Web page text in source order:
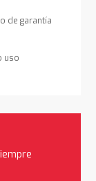
de garantía
uso